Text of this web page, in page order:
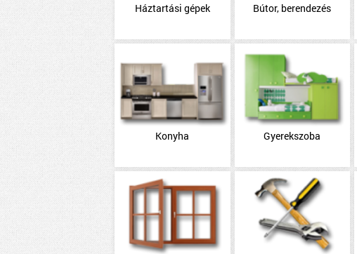
Háztartási gépek Bútor, berendezés
Konyha Gyerekszoba